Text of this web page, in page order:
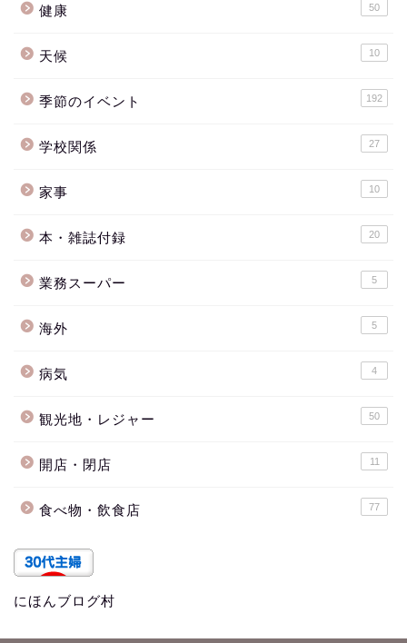
健康 50
天候 10
季節のイベント 192
学校関係 27
家事 10
本・雑誌付録 20
業務スーパー 5
海外 5
病気 4
観光地・レジャー 50
開店・閉店 11
食べ物・飲食店 77
にほんブログ村